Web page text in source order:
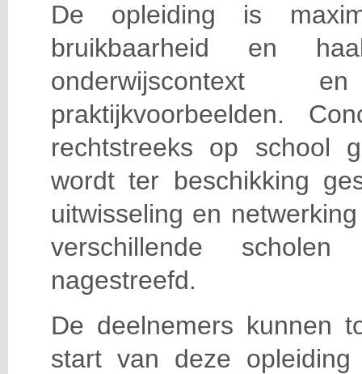
De opleiding is
bruikbaarheid en
praktijkvoorbeelden.
rechtstreeks op school
wordt ter beschikking
uitwisseling en
verschillende scholen
nagestreefd.
De deelnemers kunnen
start van deze